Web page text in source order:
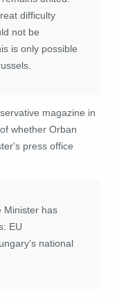
difficulty
not be
is only possible
magazine in
whether Orban
press office
Minister has
EU
national